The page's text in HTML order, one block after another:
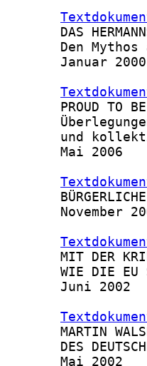
DAS
Den Mythos
       Januar 2000
PROUD TO
und
       Mai 2006
November
MIT DER
WIE DIE EU
       Juni 2002
MARTIN
DES
       Mai 2002